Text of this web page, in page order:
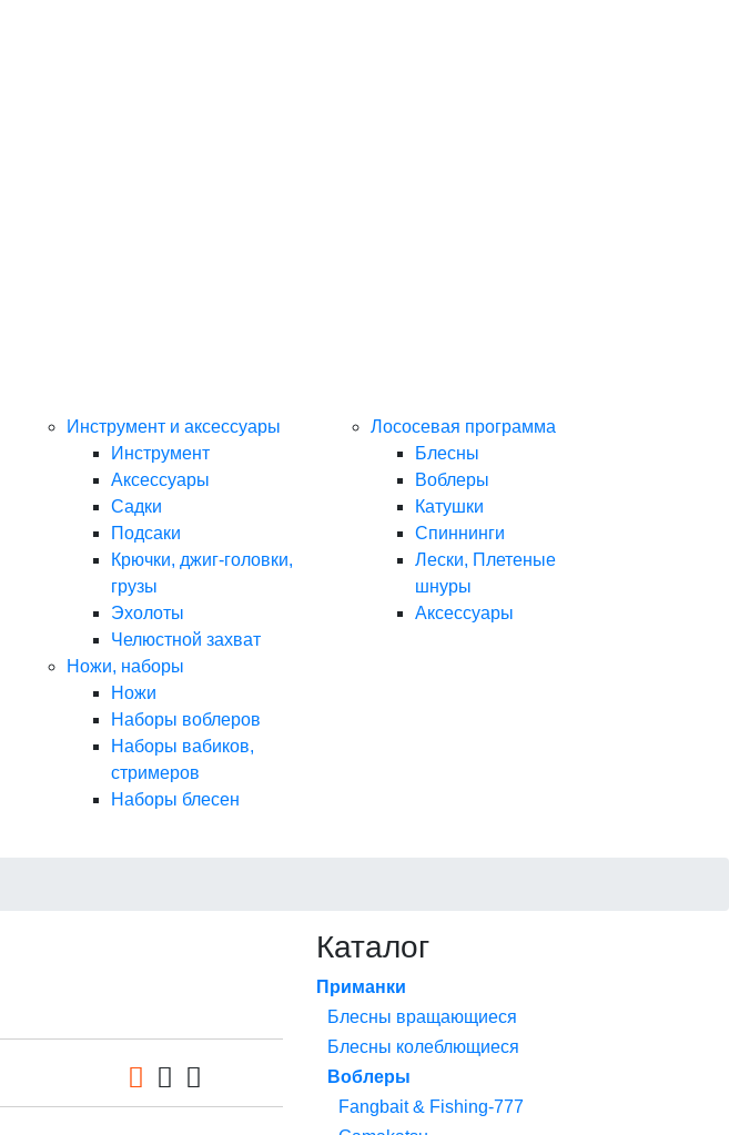
Инструмент и аксессуары
Инструмент
Аксессуары
Садки
Подсаки
Крючки, джиг-головки,
грузы
Эхолоты
Челюстной захват
Ножи, наборы
Ножи
Наборы воблеров
Наборы вабиков,
стримеров
Наборы блесен
Лососевая программа
Блесны
Воблеры
Катушки
Спиннинги
Лески, Плетеные
шнуры
Аксессуары
Каталог
Приманки
Блесны вращающиеся
Блесны колеблющиеся
Воблеры
Fangbait & Fishing-777